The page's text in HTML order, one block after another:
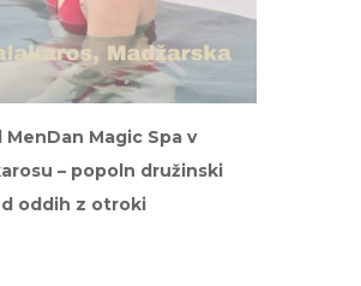
MenDan Magic Spa v
– popoln družinski
oddih z otroki